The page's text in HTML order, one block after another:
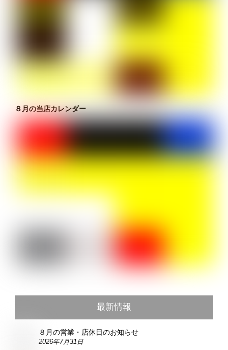
８月の当店カレンダー
最新情報
８月の営業・店休日のお知らせ
2026年7月31日